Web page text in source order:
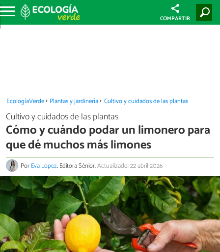
COMPARTIR
EcologíaVerde Plantas y jardinería Cultivo y cuidados de las plantas
Cultivo y cuidados de las plantas
Cómo y cuándo podar un limonero para
que dé muchos más limones
PorEva López, Editora Sénior.Actualizado: 22 abril 2026